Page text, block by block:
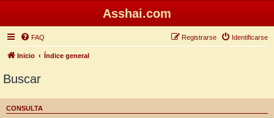
Asshai.com
FAQ Identificarse
Registrarse
Inicio Índice general
Buscar
CONSULTA